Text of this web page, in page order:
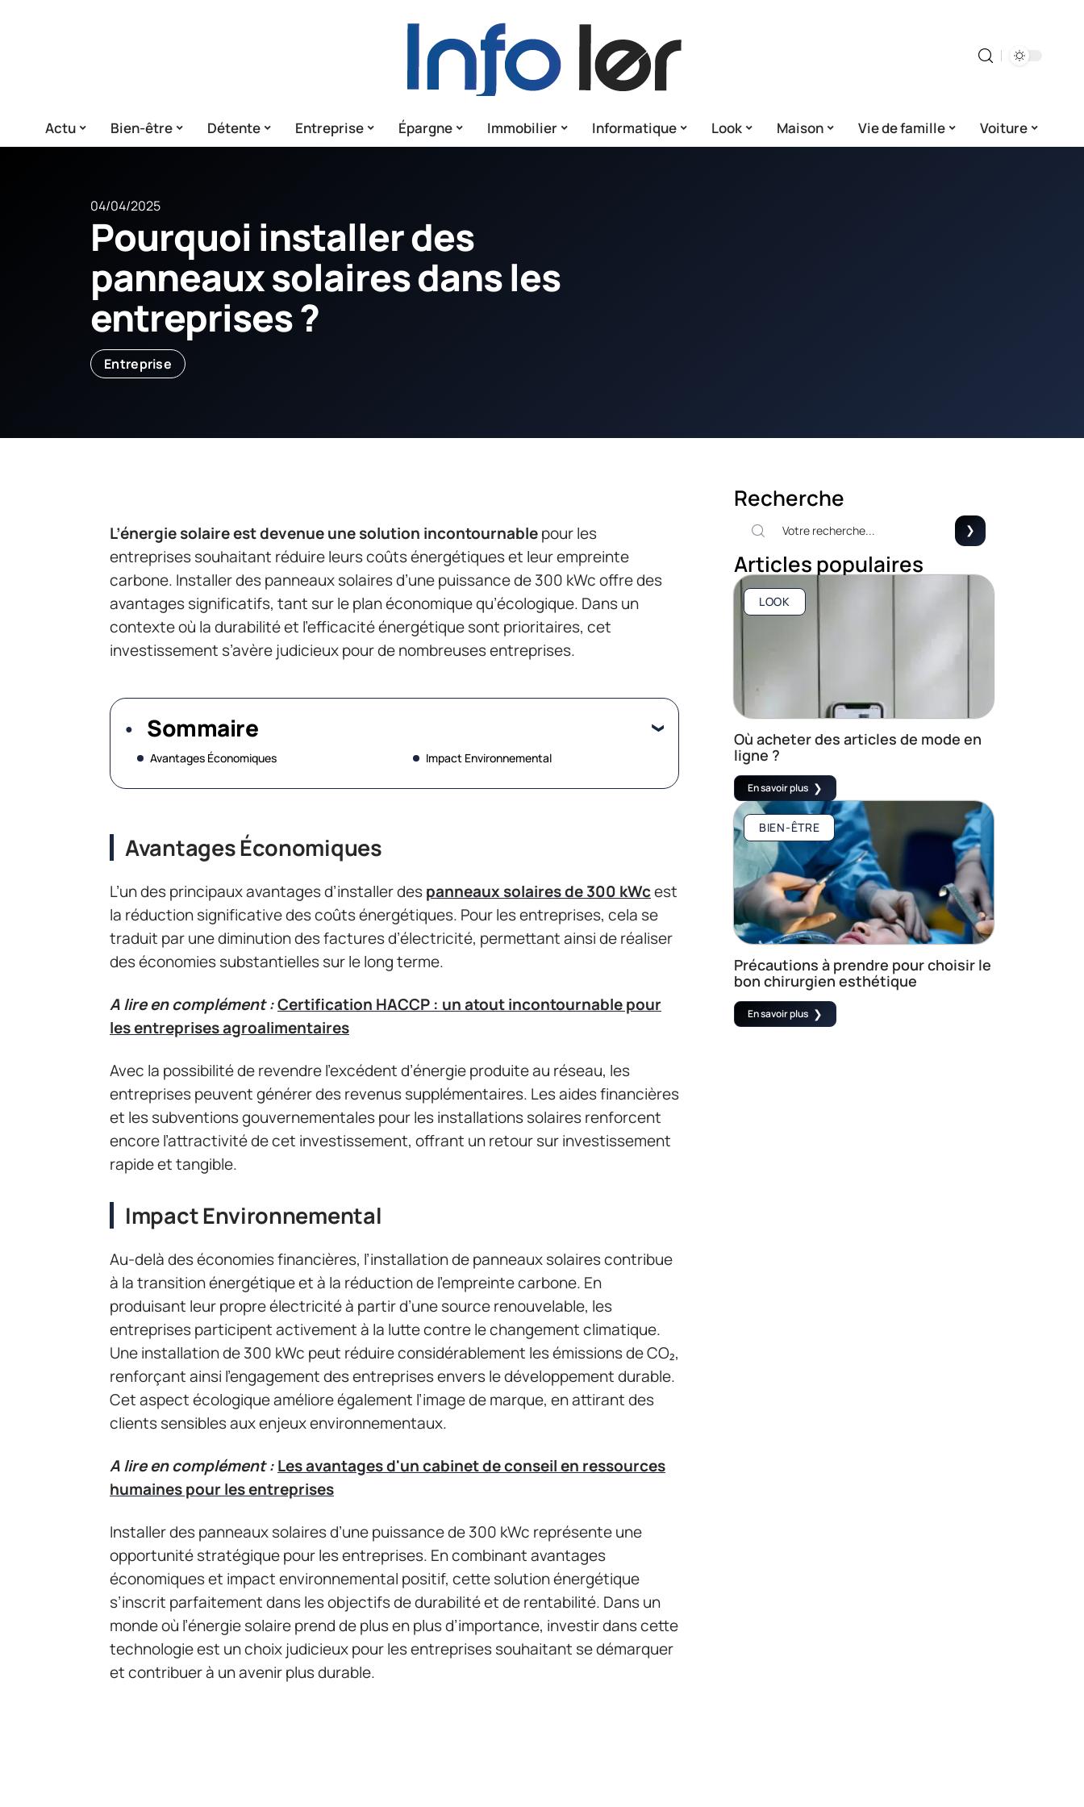
Actu Bien-être Détente Entreprise Épargne Immobilier Informatique Look Maison Vie de famille Voiture
04/04/2025
Pourquoi installer des
panneaux solaires dans les
entreprises ?
Entreprise
L’énergie solaire est devenue une solution incontournablepour les
entreprises souhaitant réduire leurs coûts énergétiques et leur empreinte
carbone. Installer des panneaux solaires d’une puissance de 300 kWc offre des
avantages significatifs, tant sur le plan économique qu’écologique. Dans un
contexte où la durabilité et l’efficacité énergétique sont prioritaires, cet
investissement s’avère judicieux pour de nombreuses entreprises.
Sommaire
Avantages Économiques Impact Environnemental
Avantages Économiques
L’un des principaux avantages d’installer despanneaux solaires de 300 kWcest
la réduction significative des coûts énergétiques. Pour les entreprises, cela se
traduit par une diminution des factures d’électricité, permettant ainsi de réaliser
des économies substantielles sur le long terme.
A lire en complément :Certification HACCP : un atout incontournable pour
les entreprises agroalimentaires
Avec la possibilité de revendre l’excédent d’énergie produite au réseau, les
entreprises peuvent générer des revenus supplémentaires. Les aides financières
et les subventions gouvernementales pour les installations solaires renforcent
encore l’attractivité de cet investissement, offrant un retour sur investissement
rapide et tangible.
Impact Environnemental
Au-delà des économies financières, l’installation de panneaux solaires contribue
à la transition énergétique et à la réduction de l’empreinte carbone. En
produisant leur propre électricité à partir d’une source renouvelable, les
entreprises participent activement à la lutte contre le changement climatique.
Une installation de 300 kWc peut réduire considérablement les émissions de CO₂,
renforçant ainsi l’engagement des entreprises envers le développement durable.
Cet aspect écologique améliore également l’image de marque, en attirant des
clients sensibles aux enjeux environnementaux.
A lire en complément :Les avantages d'un cabinet de conseil en ressources
humaines pour les entreprises
Installer des panneaux solaires d’une puissance de 300 kWc représente une
opportunité stratégique pour les entreprises. En combinant avantages
économiques et impact environnemental positif, cette solution énergétique
s’inscrit parfaitement dans les objectifs de durabilité et de rentabilité. Dans un
monde où l’énergie solaire prend de plus en plus d’importance, investir dans cette
technologie est un choix judicieux pour les entreprises souhaitant se démarquer
et contribuer à un avenir plus durable.
Recherche
Articles populaires
LOOK
Où acheter des articles de mode en
ligne ?
En savoir plus
BIEN-ÊTRE
Précautions à prendre pour choisir le
bon chirurgien esthétique
En savoir plus